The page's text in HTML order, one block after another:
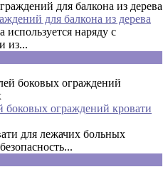
для балкона из дерева
используется наряду с
из...
ограждений кровати
для лежачих больных